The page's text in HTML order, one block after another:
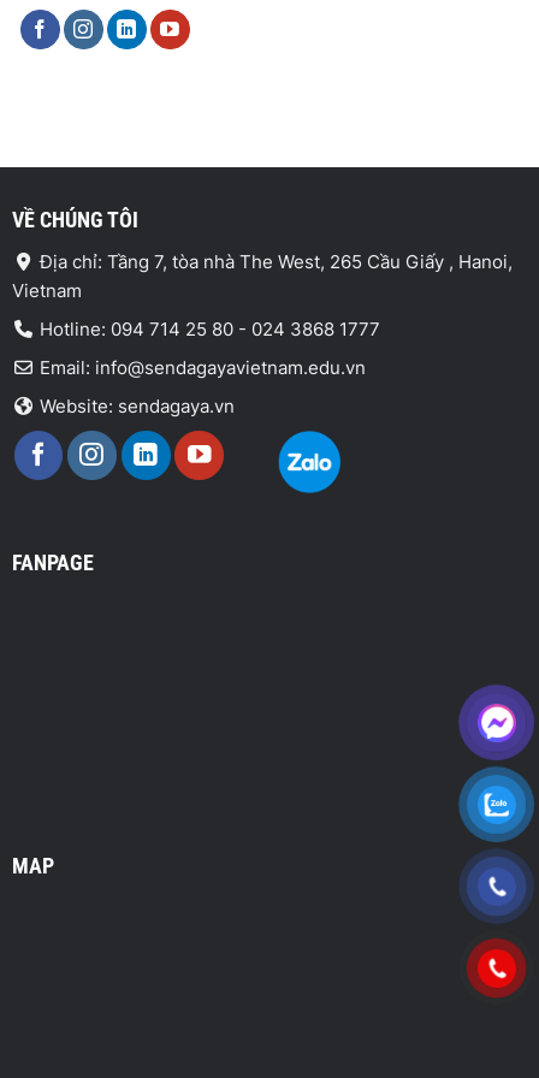
VỀ CHÚNG TÔI
Địa chỉ: Tầng 7, tòa nhà The West, 265 Cầu Giấy , Hanoi,
Vietnam
Hotline: 094 714 25 80 - 024 3868 1777
Email: info@sendagayavietnam.edu.vn
Website: sendagaya.vn
FANPAGE
MAP